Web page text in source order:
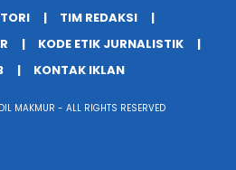
TIM REDAKSI
KODE ETIK JURNALISTIK
KONTAK IKLAN
MAKMUR - ALL RIGHTS RESERVED